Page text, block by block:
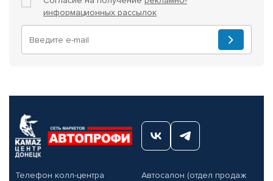
информационных рассылок
Телефон колл-центра
Автосалон (отдел продаж